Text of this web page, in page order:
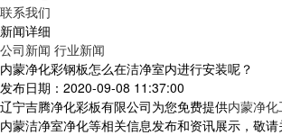
联系我们
新闻详细
公司新闻 行业新闻
内蒙净化彩钢板怎么在洁净室内进行安装呢？
发布日期：2020-09-08 11:37:00
辽宁吉腾净化彩板有限公司为您免费提供内蒙净化
内蒙洁净室净化等相关信息发布和资讯展示，敬请